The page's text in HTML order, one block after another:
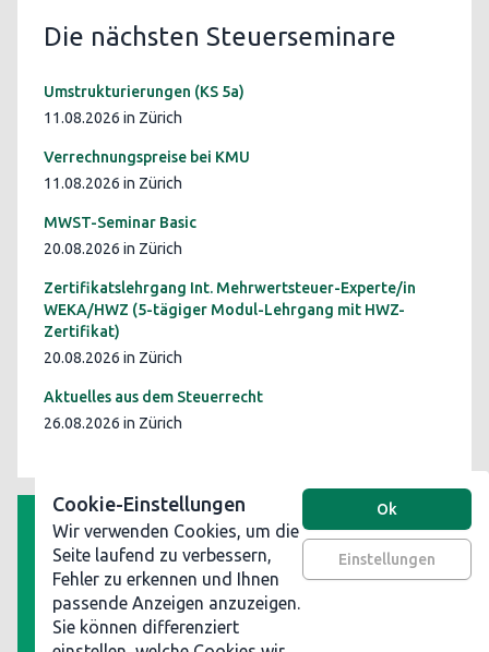
Die nächsten Steuerseminare
Umstrukturierungen (KS 5a)
11.08.2026 in Zürich
Verrechnungspreise bei KMU
11.08.2026 in Zürich
MWST-Seminar Basic
20.08.2026 in Zürich
Zertifikatslehrgang Int. Mehrwertsteuer-Experte/in
WEKA/HWZ (5-tägiger Modul-Lehrgang mit HWZ-
Zertifikat)
20.08.2026 in Zürich
Aktuelles aus dem Steuerrecht
26.08.2026 in Zürich
AGB
Datenschutz
Impressum
Werben Sie auf steuerinformationen.ch
Cookie-Einstellungen
Wir verwenden Cookies, um die
Seite laufend zu verbessern,
Fehler zu erkennen und Ihnen
passende Anzeigen anzuzeigen.
Sie können differenziert
Ok
Einstellungen